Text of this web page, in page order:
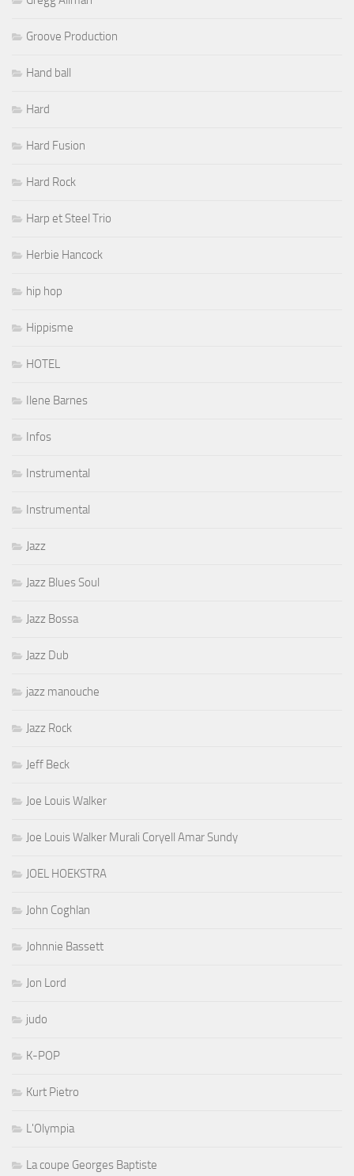
Groove Production
Hand ball
Hard
Hard Fusion
Hard Rock
Harp et Steel Trio
Herbie Hancock
hip hop
Hippisme
HOTEL
Ilene Barnes
Infos
Instrumental
Instrumental
Jazz
Jazz Blues Soul
Jazz Bossa
Jazz Dub
jazz manouche
Jazz Rock
Jeff Beck
Joe Louis Walker
Joe Louis Walker Murali Coryell Amar Sundy
JOEL HOEKSTRA
John Coghlan
Johnnie Bassett
Jon Lord
judo
K-POP
Kurt Pietro
L'Olympia
La coupe Georges Baptiste